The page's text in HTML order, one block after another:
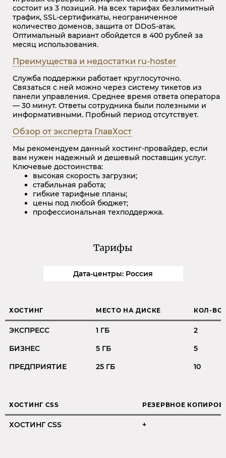
состоит из 3 позиций. На всех тарифах безлимитный
трафик, SSL-сертификаты, неограниченное
количество доменов, защита от DDoS-атак.
Оптимальный вариант обойдется в 400 рублей за
месяц использования.
Преимущества и недостатки ru-hoster
Служба поддержки работает круглосуточно.
Связаться с ней можно через систему тикетов из
панели управления. Среднее время ответа оператора
— 30 минут. Ответы сотрудника были полезными и
информативными. Пробный период отсутствует.
Обзор от эксперта ГлавХост
Мы рекомендуем данный хостинг-провайдер, если
вам нужен надежный и дешевый поставщик услуг.
Ключевые достоинства:
высокая скорость загрузки;
стабильная работа;
гибкие тарифные планы;
цены под любой бюджет;
профессиональная техподдержка.
Тарифы
Дата-центры: Россия
ХОСТИНГ МЕСТО НА ДИСКЕ КОЛ-ВО
ЭКСПРЕСС 1 ГБ
2
БИЗНЕС
5 ГБ
5
ПРЕДПРИЯТИЕ
25 ГБ 10
ХОСТИНГ CSS РЕЗЕРВНОЕ
ХОСТИНГ CSS +